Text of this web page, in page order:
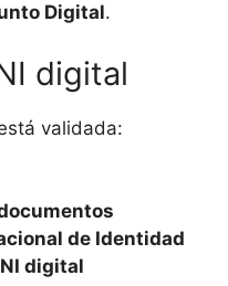
Digital.
digital
validada:
de Identidad
digital